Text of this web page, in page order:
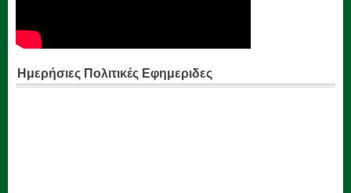
Ημερήσιες Πολιτικές Εφημεριδες